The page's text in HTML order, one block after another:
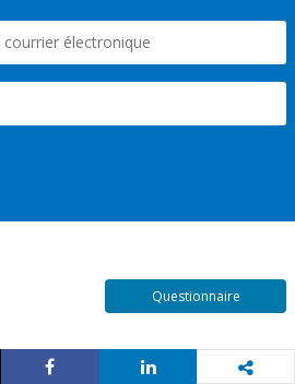
Questionnaire